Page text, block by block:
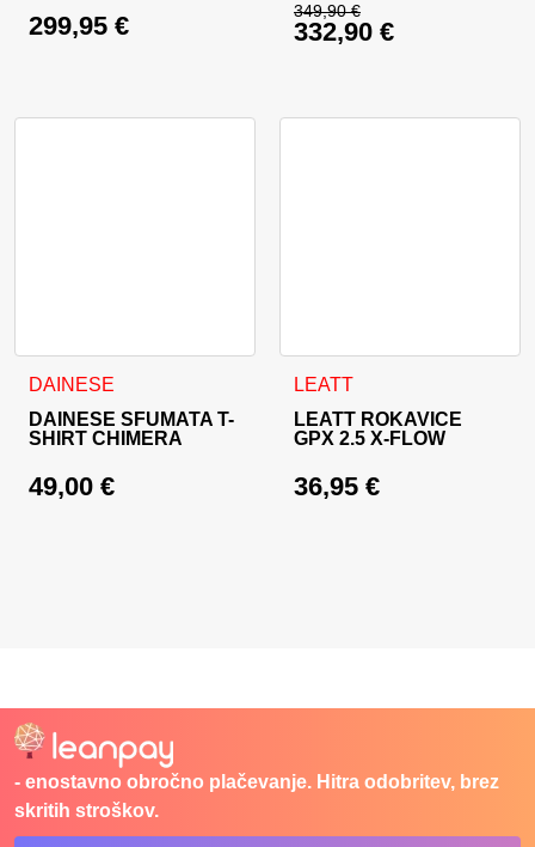
299,95 € 349,90€
Izvirna cena je bila:
332,90 €
DAINESE
DAINESE SFUMATA T-
SHIRT CHIMERA
49,00 €
Ta izdelek ima več različic. Možnosti lahko izberete na
LEATT
LEATT ROKAVICE
GPX 2.5 X-FLOW
36,95 €
Ta izdelek ima več različic.
- enostavno obročno plačevanje. Hitra odobritev, brez
skritih stroškov.